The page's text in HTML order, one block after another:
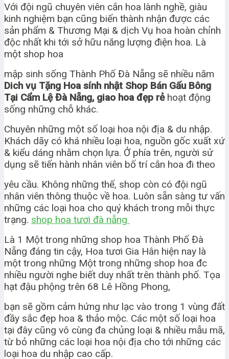
Với đội ngũ chuyên viên cắn hoa lành nghề, giàu
kinh nghiệm bạn cũng biến thành nhận được các
sản phẩm & Thương Mại & dịch Vụ hoa hoàn chỉnh
độc nhất khi tới sở hữu năng lượng điện hoa. Là
một shop hoa
mập sinh sống Thành Phố Đà Nẵng sẽ nhiều năm
Dich vụ Tặng Hoa sính nhật Shop Bán Gấu Bông
Tại Cẩm Lệ Đà Nẵng, giao hoa đẹp rẻhoạt động
sống những chỗ khác.
Chuyên những một số loại hoa nội địa & du nhập.
Khách dãy có khá nhiều loại hoa, nguồn gốc xuất xứ
& kiểu dáng nhằm chọn lựa. Ở phía trên, người sử
dụng sẽ tiến hành nhân viên bố trí cắn hoa đi theo
yêu cầu. Không những thế, shop còn có đội ngũ
nhân viên thông thuộc về hoa. Luôn sẵn sàng tư vấn
những các loại hoa cho quý khách trong mỗi thực
trạng. shop hoa tươi đà nẵng
Là 1 Một trong những shop hoa Thành Phố Đà
Nẵng đáng tin cậy, Hoa tươi Gia Hân hiện nay là
một trong những Một trong những shop hoa đc
nhiều người nghe biết duy nhất trên thành phố. Tọa
hạt đậu phộng trên 68 Lê Hồng Phong,
bạn sẽ gồm cảm hứng như lạc vào trong 1 vùng đất
đầy sắc đẹp hoa & thảo mộc. Các một số loại hoa
tại đây cũng vô cùng đa chủng loại & nhiều mẫu mã,
từ bỏ những các loại hoa nội địa cho tới những các
loại hoa du nhập cao cấp.